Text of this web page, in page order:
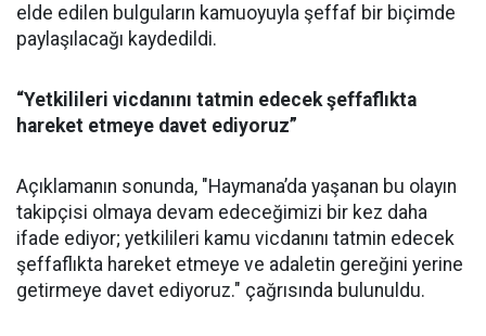
elde edilen bulguların kamuoyuyla şeffaf bir biçimde
paylaşılacağı kaydedildi.
“Yetkilileri vicdanını tatmin edecek şeffaflıkta
hareket etmeye davet ediyoruz”
Açıklamanın sonunda, "Haymana’da yaşanan bu olayın
takipçisi olmaya devam edeceğimizi bir kez daha
ifade ediyor; yetkilileri kamu vicdanını tatmin edecek
şeffaflıkta hareket etmeye ve adaletin gereğini yerine
getirmeye davet ediyoruz." çağrısında bulunuldu.